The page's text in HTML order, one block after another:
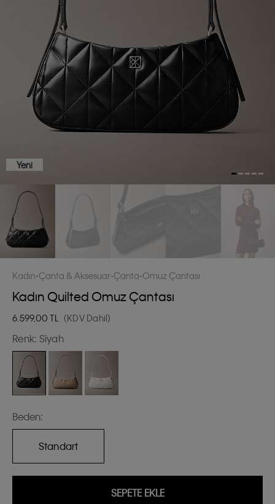
Yeni
Kadın Çanta & Aksesuar Çanta Omuz Çantası
Kadın Quilted Omuz Çantası
6.599,00 TL (KDV Dahil)
Renk: Siyah
Beden:
Standart
SEPETE EKLE